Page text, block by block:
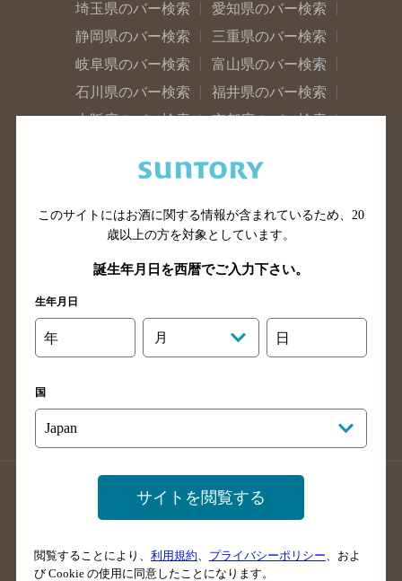
埼玉県のバー検索
愛知県のバー検索
静岡県のバー検索
三重県のバー検索
岐阜県のバー検索
富山県のバー検索
石川県のバー検索
福井県のバー検索
大阪府のバー検索
京都府のバー検索
滋賀県のバー検索
和歌山県のバー検索
山口県のバー検索
鳥取県のバー検索
島根県のバー検索
徳島県のバー検索
高知県のバー検索
福岡県のバー検索
長崎県のバー検索
佐賀県のバー検索
店舗登録方法のご案内
店舗情報更新方法のご案内
掲載店舗様ログイン
このサイトにはお酒に関する情報が含まれているため、 20
歳以上の方を対象としています。
誕生年月日を西暦でご入力下さい。
生年月日
年 月 日
国
サイトを閲覧する
閲覧することにより、 利用規約 プライバシーポリシー 、およ
び Cookie の使用に同意したことになります。